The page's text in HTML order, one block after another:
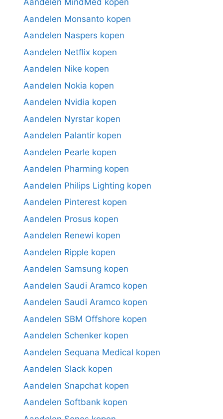
Aandelen MindMed kopen
Aandelen Monsanto kopen
Aandelen Naspers kopen
Aandelen Netflix kopen
Aandelen Nike kopen
Aandelen Nokia kopen
Aandelen Nvidia kopen
Aandelen Nyrstar kopen
Aandelen Palantir kopen
Aandelen Pearle kopen
Aandelen Pharming kopen
Aandelen Philips Lighting kopen
Aandelen Pinterest kopen
Aandelen Prosus kopen
Aandelen Renewi kopen
Aandelen Ripple kopen
Aandelen Samsung kopen
Aandelen Saudi Aramco kopen
Aandelen Saudi Aramco kopen
Aandelen SBM Offshore kopen
Aandelen Schenker kopen
Aandelen Sequana Medical kopen
Aandelen Slack kopen
Aandelen Snapchat kopen
Aandelen Softbank kopen